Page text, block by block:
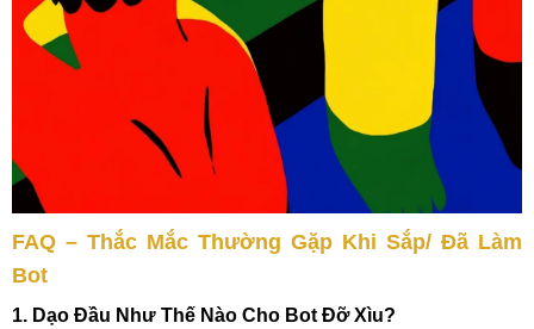
FAQ – Thắc Mắc Thường Gặp Khi Sắp/ Đã Làm
Bot
1. Dạo Đầu Như Thế Nào Cho Bot Đỡ Xìu?